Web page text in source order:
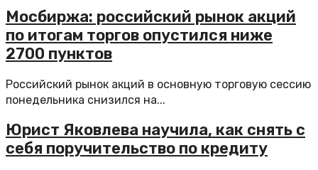
Мосбиржа: российский рынок акций
по итогам торгов опустился ниже
2700 пунктов
Российский рынок акций в основную торговую сессию
понедельника снизился на...
Юрист Яковлева научила, как снять с
себя поручительство по кредиту